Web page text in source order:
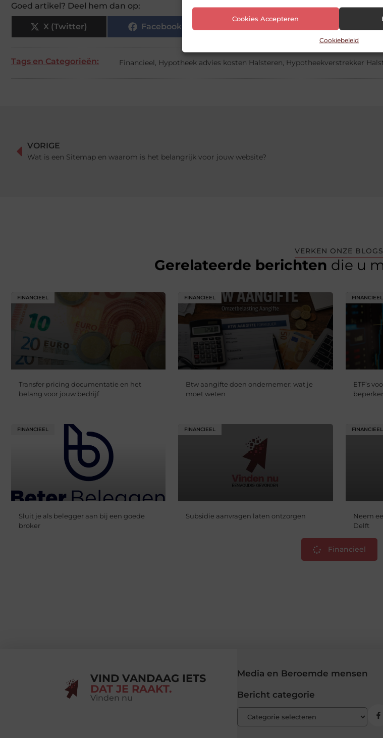
Cookies Accepteren
Cookiebeleid
Goed artikel? Deel hem dan op:
X (Twitter) Facebook LinkedIn
Tags en Categorieën: Financieel, Hypotheek advies kosten Halsteren, Hypotheekverstrekker
VORIGE
Wat is een Sitemap en waarom is het belangrijk voor jouw website?
VERKEN ONZE BLOGS
Gerelateerde berichten die u
FINANCIEEL
Transfer pricing documentatie en het
belang voor jouw bedrijf
FINANCIEEL
Btw aangifte doen ondernemer: wat je
moet weten
FINANCIEEL
ETF’s
FINANCIEEL
Sluit je als belegger aan bij een goede
broker
FINANCIEEL
Subsidie aanvragen laten ontzorgen
FINANCIEEL
Neem
Delft
Financieel
VIND VANDAAG IETS
DAT JE RAAKT.
Vinden nu
Media en Beroemde mensen
Bericht categorie